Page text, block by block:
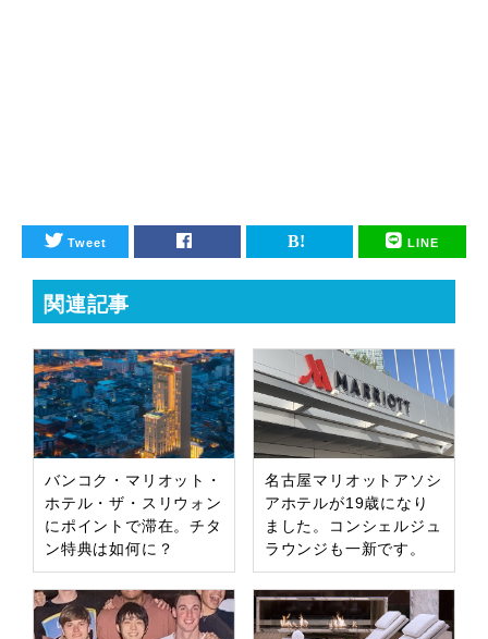
Tweet LINE
関連記事
バンコク・マリオット・
ホテル・ザ・スリウォン
にポイントで滞在。チタ
ン特典は如何に？
名古屋マリオットアソシ
アホテルが19歳になり
ました。コンシェルジュ
ラウンジも一新です。